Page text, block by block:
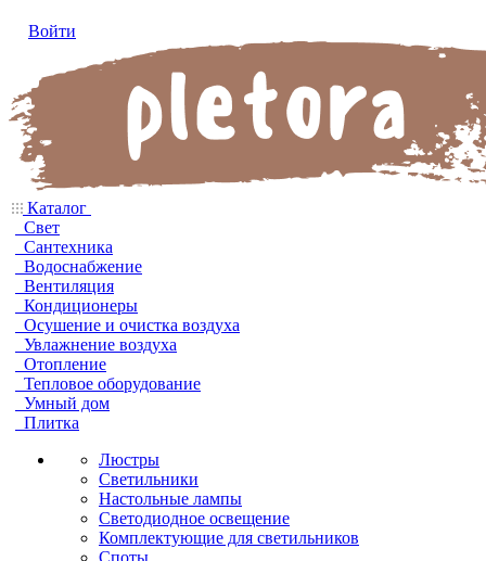
Войти
Каталог
Свет
Сантехника
Водоснабжение
Вентиляция
Кондиционеры
Осушение и очистка воздуха
Увлажнение воздуха
Отопление
Тепловое оборудование
Умный дом
Плитка
Люстры
Светильники
Настольные лампы
Светодиодное освещение
Комплектующие для светильников
Споты